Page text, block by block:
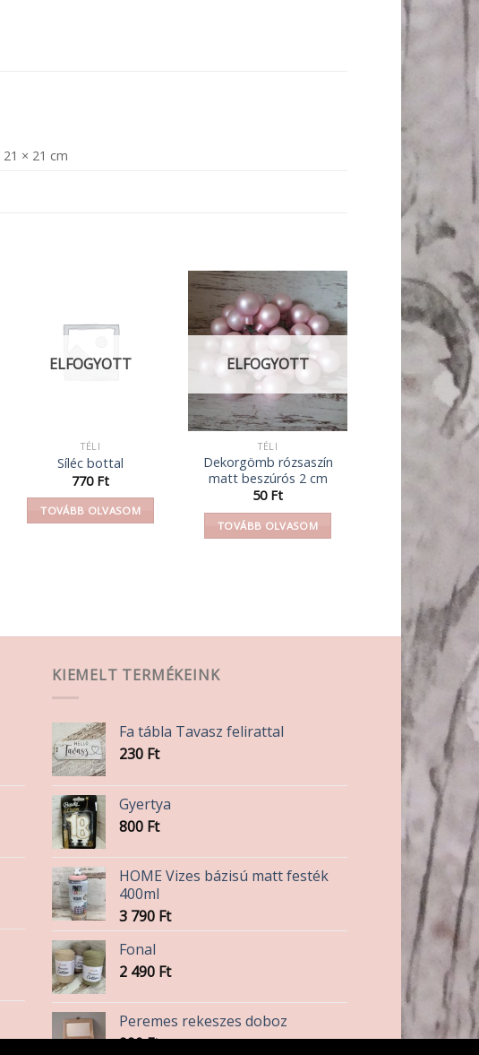
21 × 21 cm
ELFOGYOTT
TÉLI
Síléc bottal
770 Ft
TOVÁBB OLVASOM
ELFOGYOTT
TÉLI
Dekorgömb rózsaszín
matt beszúrós 2 cm
50 Ft
TOVÁBB OLVASOM
KIEMELT TERMÉKEINK
Fa tábla Tavasz felirattal
230 Ft
Gyertya
800 Ft
HOME Vizes bázisú matt festék
400ml
3 790 Ft
Fonal
2 490 Ft
Peremes rekeszes doboz
990Ft